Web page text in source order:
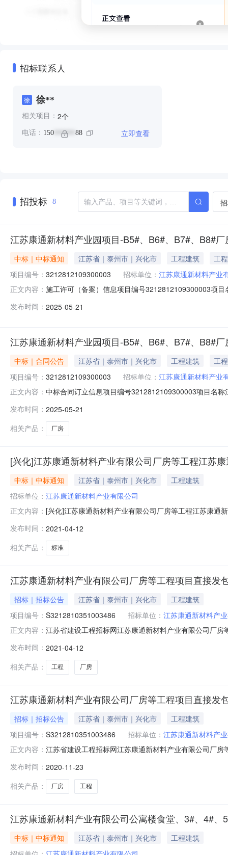
招标联系人
徐 徐**
相关项目： 2个
电话： 150 ****** 88 立即查看
招投标 8
江苏康通新材料产业园项目-B5#、B6#、B7#、B8#厂
中标｜中标通知 江苏省｜泰州市｜兴化市 工程建筑
工程
项目编号： 3212812109300003 招标单位： 江苏康通新材料产业
正文内容： 施工许可（备案）信息项目编号3212812109300003项
*32887.98平方米施工许可证编号
发布时间： 2025-05-21
江苏康通新材料产业园项目-B5#、B6#、B7#、B8#厂
中标｜合同公告 江苏省｜泰州市｜兴化市 工程建筑
工程
项目编号： 3212812109300003 招标单位： 江苏康通新材料产业
正文内容： 中标合同订立信息项目编号3212812109300003项目名
号*3212812022012201A01000合同签署时间*2022-01-
发布时间： 2025-05-21
相关产品：
厂房
[兴化]江苏康通新材料产业有限公司厂房等工程江苏
中标｜中标通知 江苏省｜泰州市｜兴化市
工程建筑
招标单位： 江苏康通新材料产业有限公司
正文内容： [兴化]江苏康通新材料产业有限公司厂房等工程江苏康通
新材料产业有限公司承接单位：江苏春洋城建有限公司
发布时间： 2021-04-12
相关产品：
标准
江苏康通新材料产业有限公司厂房等工程项目直接发
招标｜招标公告 江苏省｜泰州市｜兴化市
工程建筑
项目编号： S3212810351003486 招标单位： 江苏康通新材料产
正文内容： 江苏省建设工程招标网江苏康通新材料产业有限公司厂
限公司承接单位：江苏春洋城建有限公司承接质量标准
发布时间： 2021-04-12
相关产品：
工程 厂房
江苏康通新材料产业有限公司厂房等工程项目直接发
招标｜招标公告 江苏省｜泰州市｜兴化市
工程建筑
项目编号： S3212810351003486 招标单位： 江苏康通新材料产
正文内容： 江苏省建设工程招标网江苏康通新材料产业有限公司厂
春洋城建有限公司承接质量标准：合格发包范围和内容
发布时间： 2020-11-23
相关产品：
厂房 工程
江苏康通新材料产业有限公司公寓楼食堂、3#、4#、
中标｜中标通知 江苏省｜泰州市｜兴化市
工程建筑